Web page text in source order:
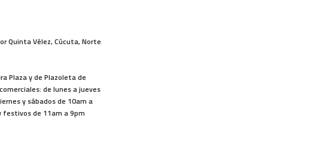
Quinta Vélez, Cúcuta, Norte
Plaza y de Plazoleta de
de lunes a jueves
y sábados de 10am a
festivos de 11am a 9pm